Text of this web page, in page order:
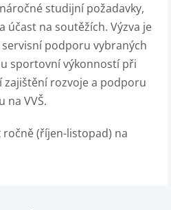
studijní požadavky,
na soutěžích. Výzva je
podporu vybraných
sportovní výkonností při
zajištění rozvoje a podporu
na VVŠ.
ročně (říjen-listopad) na